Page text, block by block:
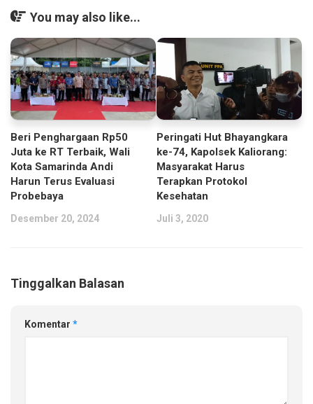
You may also like...
Beri Penghargaan Rp50
Juta ke RT Terbaik, Wali
Kota Samarinda Andi
Harun Terus Evaluasi
Probebaya
Desember 20, 2024
Peringati Hut Bhayangkara
ke-74, Kapolsek Kaliorang:
Masyarakat Harus
Terapkan Protokol
Kesehatan
Juli 3, 2020
Tinggalkan Balasan
Komentar *